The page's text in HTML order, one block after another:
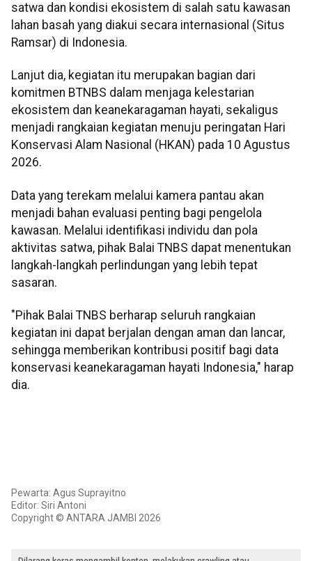
satwa dan kondisi ekosistem di salah satu kawasan
lahan basah yang diakui secara internasional (Situs
Ramsar) di Indonesia.
Lanjut dia, kegiatan itu merupakan bagian dari
komitmen BTNBS dalam menjaga kelestarian
ekosistem dan keanekaragaman hayati, sekaligus
menjadi rangkaian kegiatan menuju peringatan Hari
Konservasi Alam Nasional (HKAN) pada 10 Agustus
2026.
Data yang terekam melalui kamera pantau akan
menjadi bahan evaluasi penting bagi pengelola
kawasan. Melalui identifikasi individu dan pola
aktivitas satwa, pihak Balai TNBS dapat menentukan
langkah-langkah perlindungan yang lebih tepat
sasaran.
"Pihak Balai TNBS berharap seluruh rangkaian
kegiatan ini dapat berjalan dengan aman dan lancar,
sehingga memberikan kontribusi positif bagi data
konservasi keanekaragaman hayati Indonesia," harap
dia.
Pewarta: Agus Suprayitno
Editor: Siri Antoni
Copyright © ANTARA JAMBI 2026